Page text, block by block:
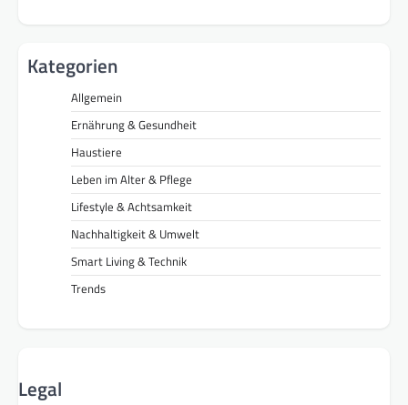
Kategorien
Allgemein
Ernährung & Gesundheit
Haustiere
Leben im Alter & Pflege
Lifestyle & Achtsamkeit
Nachhaltigkeit & Umwelt
Smart Living & Technik
Trends
Legal